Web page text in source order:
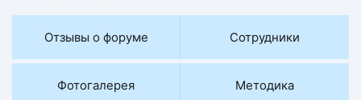
Отзывы о форуме Сотрудники
Фотогалерея Методика